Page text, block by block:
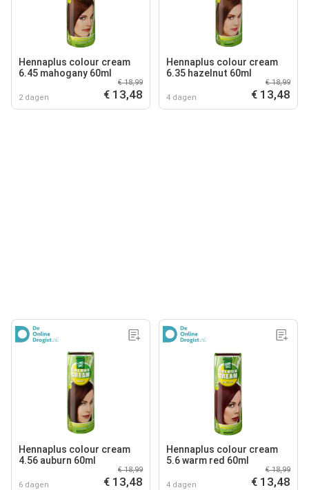
Hennaplus colour cream
6.45 mahogany 60ml
2 dagen
€ 18,99
€ 13,48
Hennaplus colour cream
6.35 hazelnut 60ml
4 dagen
€ 18,99
€ 13,48
Hennaplus colour cream
4.56 auburn 60ml
6 dagen
€ 18,99
€ 13,48
Hennaplus colour cream
5.6 warm red 60ml
4 dagen
€ 18,99
€ 13,48